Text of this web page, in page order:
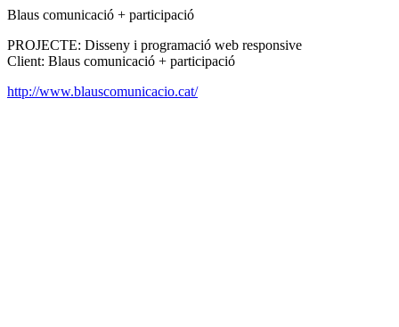
Blaus comunicació + participació
PROJECTE: Disseny i programació web responsive
Client: Blaus comunicació + participació
http://www.blauscomunicacio.cat/